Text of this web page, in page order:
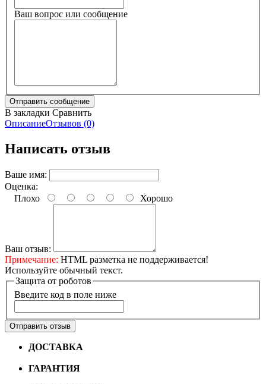
Ваш вопрос или сообщение
В закладки Сравнить
ОписаниеОтзывов (0)
Написать отзыв
Ваше имя:
Оценка:
Плохо
Хорошо
Ваш отзыв:
Примечание: HTML разметка не поддерживается!
Используйте обычный текст.
Защита от роботов
Введите код в поле ниже
Отправить отзыв
ДОСТАВКА
ГАРАНТИЯ